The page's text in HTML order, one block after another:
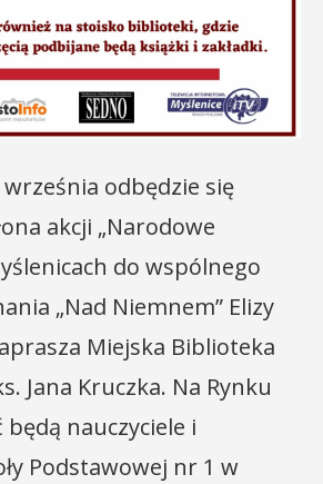
września odbędzie się
akcji „Narodowe
do wspólnego
„Nad Niemnem” Elizy
Miejska Biblioteka
Jana Kruczka. Na Rynku
będą nauczyciele i
Podstawowej nr 1 w